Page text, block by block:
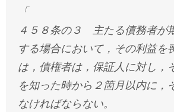
「
４５８条の３ 主たる債務者が
する場合において，その利益を
は，債権者は，保証人に対し，
を知った時から２箇月以内に，
なければならない。